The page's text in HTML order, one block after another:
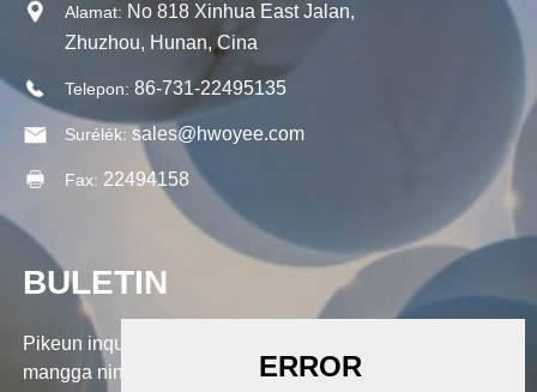
Alamat: No 818 Xinhua East Jalan,
Zhuzhou, Hunan, Cina
Telepon: 86-731-22495135
Surélék: sales@hwoyee.com
Fax: 22494158
BULETIN
Pikeun inquiries ngeunaan produk urang atawa pricelist,
mangga ninggalkeun surélék anjeun ka kami sarta kami